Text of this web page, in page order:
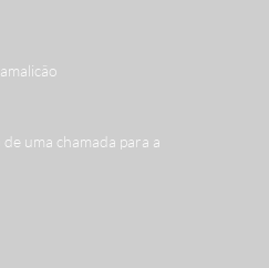
uma chamada para a